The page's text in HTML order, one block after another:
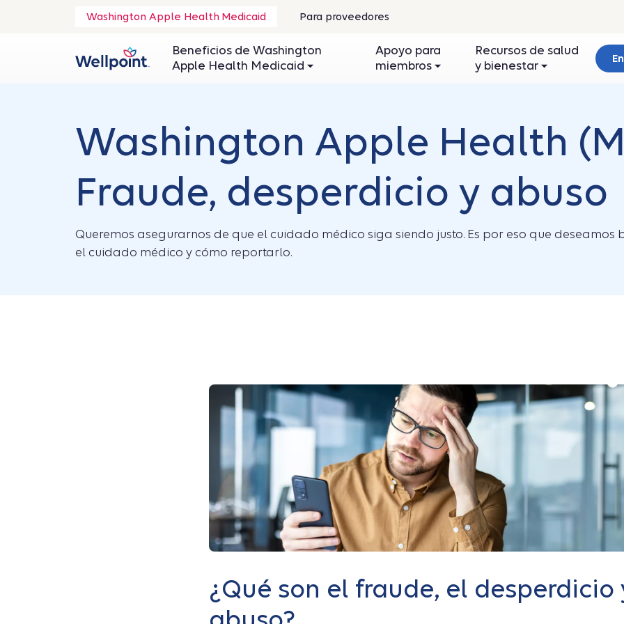
Washington Apple Health Medicaid
.
abre
en
Para proveedores
Beneficios de Washington
Apple Health Medicaid
Apoyo para
miembros
Recursos de salud
y bienestar
Washington Apple Health
Fraude, desperdicio y abuso
Queremos asegurarnos de que el cuidado médico siga siendo justo. Es por eso que
el cuidado médico y cómo reportarlo.
¿Qué son el fraude, el desperdicio